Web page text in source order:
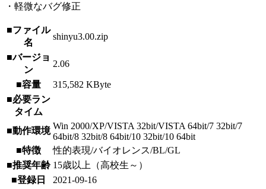
・軽微なバグ修正
■ファイル
名
shinyu3.00.zip
■バージョ
ン
2.06
■容量
315,582 KByte
■必要ラン
タイム
■動作環境 Win 2000/XP/VISTA 32bit/VISTA 64bit/7 32bit/7
64bit/8 32bit/8 64bit/10 32bit/10 64bit
■特徴
性的表現/バイオレンス/BL/GL
■推奨年齢 15歳以上（高校生～）
■登録日
2021-09-16